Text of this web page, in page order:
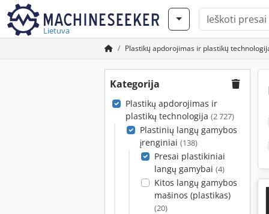
Lietuva
Plastikų apdorojimas ir plastikų
Kategorija
Plastikų apdorojimas ir
plastikų technologija (2 727)
Plastinių langų gamybos
įrenginiai (138)
Presai plastikiniai
langų gamybai (4)
Kitos langų gamybos
mašinos (plastikas)
(20)